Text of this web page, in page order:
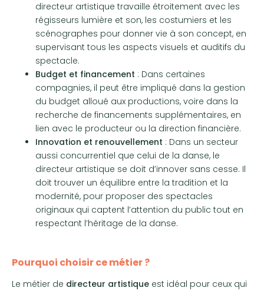
directeur artistique travaille étroitement avec les
régisseurs lumière et son, les costumiers et les
scénographes pour donner vie à son concept, en
supervisant tous les aspects visuels et auditifs du
spectacle.
Budget et financement : Dans certaines
compagnies, il peut être impliqué dans la gestion
du budget alloué aux productions, voire dans la
recherche de financements supplémentaires, en
lien avec le producteur ou la direction financière.
Innovation et renouvellement : Dans un secteur
aussi concurrentiel que celui de la danse, le
directeur artistique se doit d’innover sans cesse. Il
doit trouver un équilibre entre la tradition et la
modernité, pour proposer des spectacles
originaux qui captent l’attention du public tout en
respectant l’héritage de la danse.
Pourquoi choisir ce métier ?
Le métier de directeur artistique est idéal pour ceux qui